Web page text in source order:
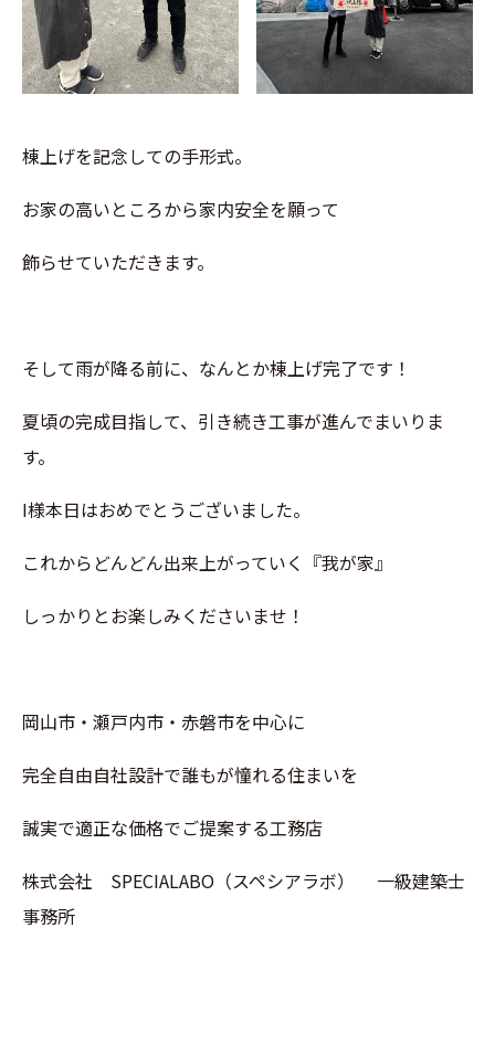
棟上げを記念しての手形式。
お家の高いところから家内安全を願って
飾らせていただきます。
そして雨が降る前に、なんとか棟上げ完了です！
夏頃の完成目指して、引き続き工事が進んでまいりま
す。
I様本日はおめでとうございました。
これからどんどん出来上がっていく『我が家』
しっかりとお楽しみくださいませ！
岡山市・瀬戸内市・赤磐市を中心に
完全自由自社設計で誰もが憧れる住まいを
誠実で適正な価格でご提案する工務店
株式会社 SPECIALABO（スペシアラボ） 一級建築士
事務所